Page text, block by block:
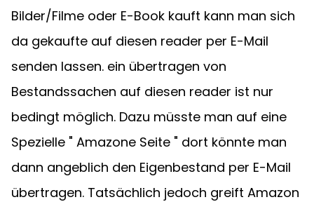
Bilder/Filme oder E-Book kauft kann man sich
da gekaufte auf diesen reader per E-Mail
senden lassen. ein übertragen von
Bestandssachen auf diesen reader ist nur
bedingt möglich. Dazu müsste man auf eine
Spezielle " Amazone Seite " dort könnte man
dann angeblich den Eigenbestand per E-Mail
übertragen. Tatsächlich jedoch greift Amazon